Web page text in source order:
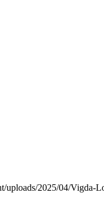
uploads/2025/04/Vigda-